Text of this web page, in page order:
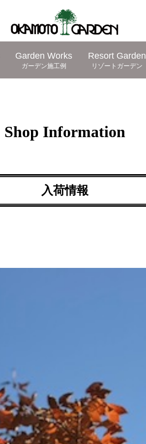
Garden Works
ガーデン施工例
Resort Garden
リゾートガーデン
Shop Information
入荷情報